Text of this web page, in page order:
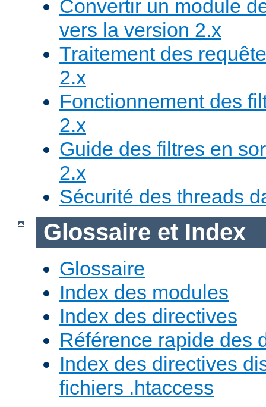
Convertir un module
vers la version 2.x
Traitement des
2.x
Fonctionnement des
2.x
Guide des filtres en
2.x
Sécurité des threads
Glossaire et Index
Glossaire
Index des modules
Index des directives
Référence rapide des
Index des directives
fichiers .htaccess